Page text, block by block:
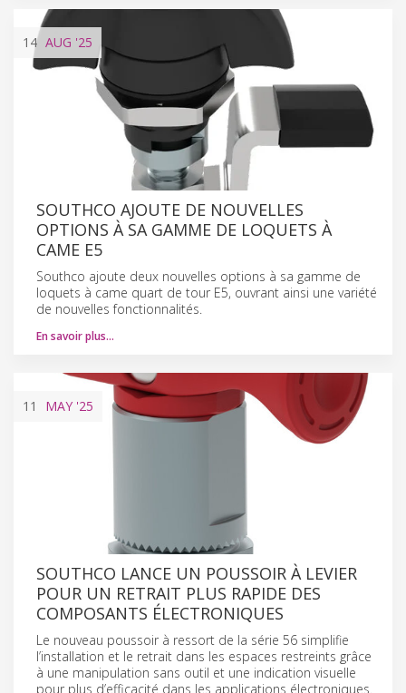
14 AUG '25
SOUTHCO AJOUTE DE NOUVELLES
OPTIONS À SA GAMME DE LOQUETS À
CAME E5
Southco ajoute deux nouvelles options à sa gamme de
loquets à came quart de tour E5, ouvrant ainsi une variété
de nouvelles fonctionnalités.
En savoir plus…
11 MAY '25
SOUTHCO LANCE UN POUSSOIR À LEVIER
POUR UN RETRAIT PLUS RAPIDE DES
COMPOSANTS ÉLECTRONIQUES
Le nouveau poussoir à ressort de la série 56 simplifie
l’installation et le retrait dans les espaces restreints grâce
à une manipulation sans outil et une indication visuelle
pour plus d’efficacité dans les applications électroniques.